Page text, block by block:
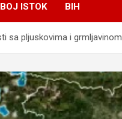
ISTOK BIH
sa pljuskovima i grmljavinom